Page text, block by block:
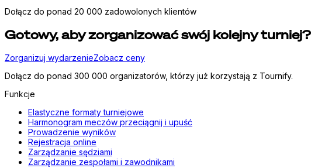
Dołącz do ponad 20 000 zadowolonych klientów
Gotowy, aby zorganizować swój kolejny turniej?
Zorganizuj wydarzenieZobacz ceny
Dołącz do ponad 300 000 organizatorów, którzy już korzystają z Tournify.
Funkcje
Elastyczne formaty turniejowe
Harmonogram meczów przeciągnij i upuść
Prowadzenie wyników
Rejestracja online
Zarządzanie sędziami
Zarządzanie zespołami i zawodnikami